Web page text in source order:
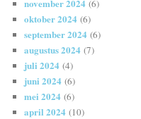
november 2024 (6)
oktober 2024 (6)
september 2024 (6)
augustus 2024 (7)
juli 2024 (4)
juni 2024 (6)
mei 2024 (6)
april 2024 (10)